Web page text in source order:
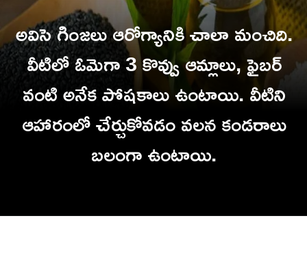
అవిసె గింజలు ఆరోగ్యానికి చాలా మంచిది.
వీటిలో ఓమెగా 3 కొవ్వు ఆమ్లాలు, ఫైబర్
వంటి అనేక పోషకాలు ఉంటాయి. వీటిని
ఆహారంలో చేర్చుకోవడం వలన కండరాలు
బలంగా ఉంటా